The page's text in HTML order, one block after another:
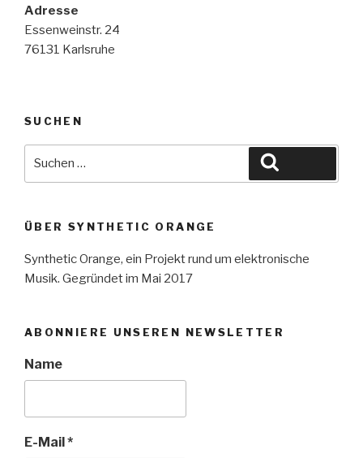
Adresse
Essenweinstr. 24
76131 Karlsruhe
SUCHEN
ÜBER SYNTHETIC ORANGE
Synthetic Orange, ein Projekt rund um elektronische
Musik. Gegründet im Mai 2017
ABONNIERE UNSEREN NEWSLETTER
Name
E-Mail*